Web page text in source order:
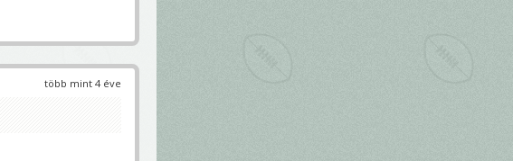
több mint 4 éve